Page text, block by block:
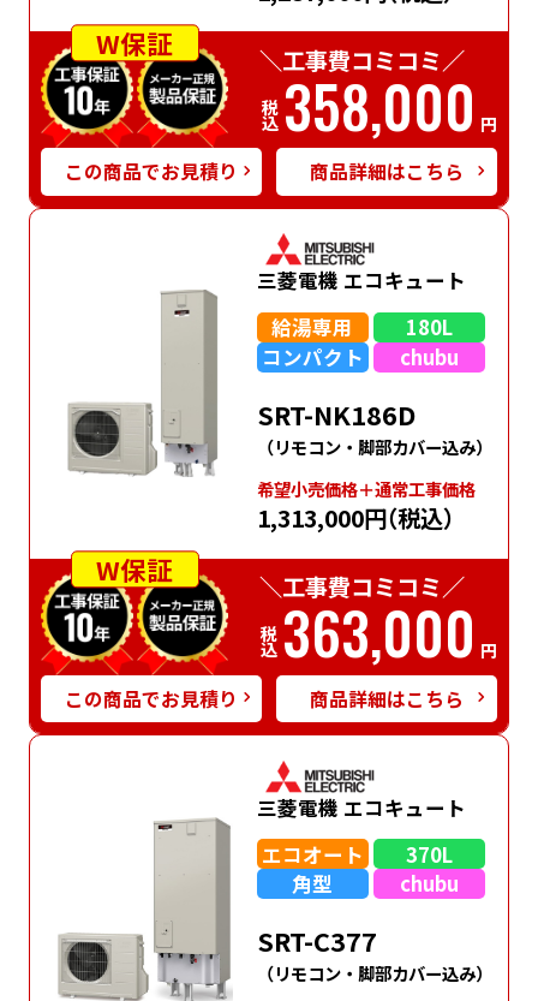
W保証
＼工事費コミコミ／
税込 358,000 円
この商品でお見積り 商品詳細はこちら
三菱電機 エコキュート
給湯専用
180L
コンパクト
chubu
SRT-NK186D
（リモコン・脚部カバー込み）
希望⼩売価格＋通常⼯事価格
1,313,000円（税込）
W保証
＼工事費コミコミ／
税込 363,000 円
この商品でお見積り 商品詳細はこちら
三菱電機 エコキュート
エコオート
370L
角型
chubu
SRT-C377
（リモコン・脚部カバー込み）